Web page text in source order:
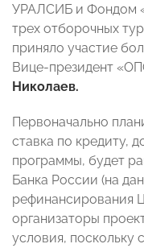
УРАЛСИБ и Фондом
трех отборочных
приняло участие
Вице-президент
Николаев.
Первоначально
ставка по кредиту,
программы, будет
Банка России (на
рефинансирования
организаторы
условия, поскольку